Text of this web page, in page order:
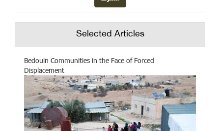
Selected Articles
Bedouin Communities in the Face of Forced
Displacement